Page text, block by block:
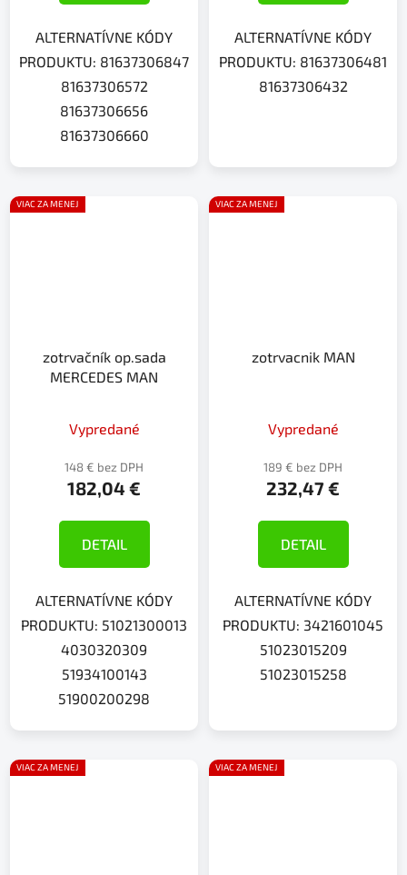
ALTERNATÍVNE KÓDY
PRODUKTU: 81637306847
81637306572
81637306656
81637306660
ALTERNATÍVNE KÓDY
PRODUKTU: 81637306481
81637306432
VIAC ZA MENEJ
zotrvačník op.sada
MERCEDES MAN
Vypredané
148 € bez DPH
182,04 €
DETAIL
ALTERNATÍVNE KÓDY
PRODUKTU: 51021300013
4030320309
51934100143
51900200298
VIAC ZA MENEJ
zotrvacnik MAN
Vypredané
189 € bez DPH
232,47 €
DETAIL
ALTERNATÍVNE KÓDY
PRODUKTU: 3421601045
51023015209
51023015258
VIAC ZA MENEJ VIAC ZA MENEJ